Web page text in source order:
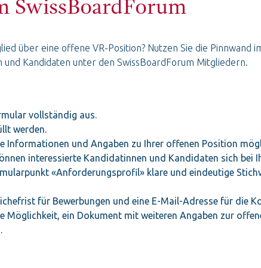
SwissBoardForum
über eine offene VR-Position? Nutzen Sie die
und Kandidaten unter den SwissBoardForum Mitgliedern.
vollständig aus.
werden.
Informationen und Angaben zu Ihrer offenen Position
interessierte Kandidatinnen und Kandidaten sich bei
«Anforderungsprofil» klare und eindeutige
für Bewerbungen und eine E-Mail-Adresse für die
Möglichkeit, ein Dokument mit weiteren Angaben zur